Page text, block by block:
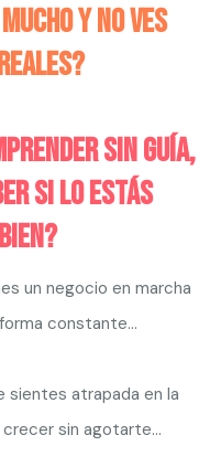
y no ves
sin guía,
si lo estás
un negocio en marcha
constante...
atrapada en la
sin agotarte...